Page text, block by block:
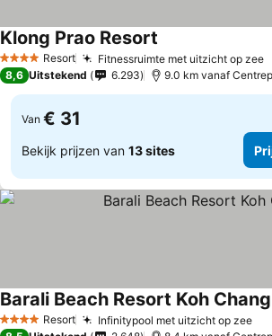
4 SterrenResort Fitnessruimte met uitzicht op zee
Klong Prao Resort
8,6 Uitstekend 6.293 9.0 km vanaf
Van € 31
Bekijk prijzen van 13 sites
4 SterrenResort Infinitypool met uitzicht op zee
Barali Beach Resort Koh Chang